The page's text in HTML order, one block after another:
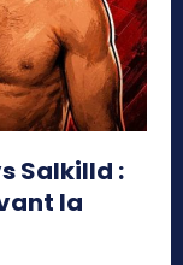
Salkilld :
la